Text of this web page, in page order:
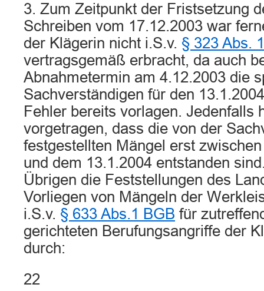
3. Zum Zeitpunkt der Fristsetzung
Schreiben vom 17.12.2003 war
der Klägerin nicht i.S.v. § 323 Abs.
vertragsgemäß erbracht, da auch
Abnahmetermin am 4.12.2003 die
Sachverständigen für den
Fehler bereits vorlagen. Jedenfalls
vorgetragen, dass die von der
festgestellten Mängel erst
und dem 13.1.2004 entstanden
Übrigen die Feststellungen des
Vorliegen von Mängeln der
i.S.v. § 633 Abs.1 BGB für
gerichteten Berufungsangriffe der
durch:
22